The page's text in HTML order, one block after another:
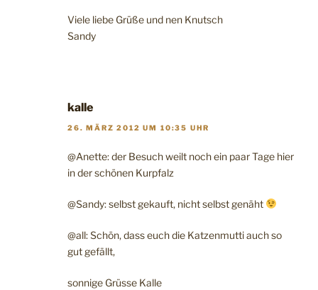
Viele liebe Grüße und nen Knutsch
Sandy
kalle
26. MÄRZ 2012 UM 10:35 UHR
@Anette: der Besuch weilt noch ein paar Tage hier
in der schönen Kurpfalz
@Sandy: selbst gekauft, nicht selbst genäht
@all: Schön, dass euch die Katzenmutti auch so
gut gefällt,
sonnige Grüsse Kalle